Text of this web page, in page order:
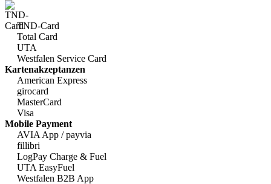
TND-Card
Total Card
UTA
Westfalen Service Card
Kartenakzeptanzen
American Express
girocard
MasterCard
Visa
Mobile Payment
AVIA App / payvia
fillibri
LogPay Charge & Fuel
UTA EasyFuel
Westfalen B2B App